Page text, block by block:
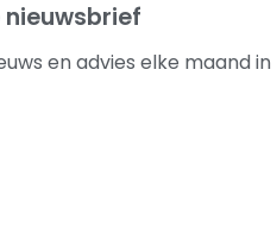
nieuwsbrief
en advies elke maand in